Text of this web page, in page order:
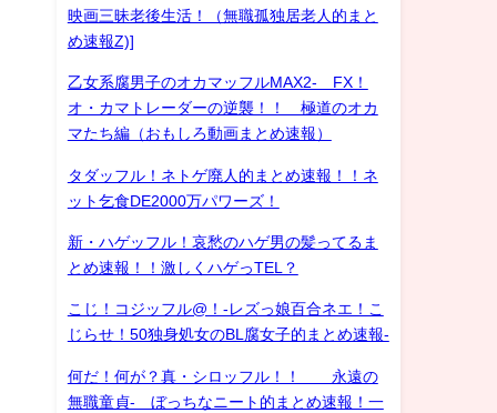
映画三昧老後生活！（無職孤独居老人的まと
め速報Z)]
乙女系腐男子のオカマッフルMAX2- FX！
オ・カマトレーダーの逆襲！！ 極道のオカ
マたち編（おもしろ動画まとめ速報）
タダッフル！ネトゲ廃人的まとめ速報！！ネ
ット乞食DE2000万パワーズ！
新・ハゲッフル！哀愁のハゲ男の髪ってるま
とめ速報！！激しくハゲっTEL？
こじ！コジッフル@！-レズっ娘百合ネエ！こ
じらせ！50独身処女のBL腐女子的まとめ速報-
何だ！何が？真・シロッフル！！ 永遠の
無職童貞- ぼっちなニート的まとめ速報！一